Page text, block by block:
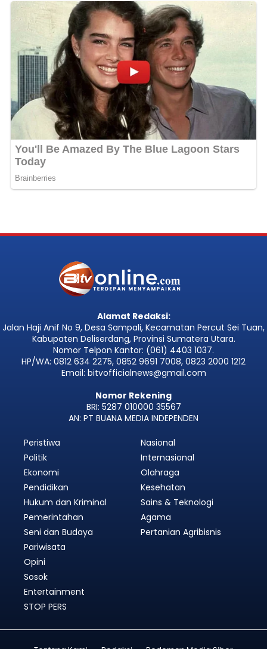
Alamat Redaksi:
Jalan Haji Anif No 9, Desa Sampali, Kecamatan Percut Sei Tuan,
Kabupaten Deliserdang, Provinsi Sumatera Utara.
Nomor Telpon Kantor: (061) 4403 1037.
HP/WA: 0812 634 2275, 0852 9691 7008, 0823 2000 1212
Email: bitvofficialnews@gmail.com
Nomor Rekening
BRI: 5287 010000 35567
AN: PT BUANA MEDIA INDEPENDEN
Peristiwa
Politik
Ekonomi
Pendidikan
Hukum dan Kriminal
Pemerintahan
Nasional
Internasional
Olahraga
Kesehatan
Sains & Teknologi
Agama
Seni dan Budaya
Pariwisata
Opini
Sosok
Entertainment
STOP PERS
Pertanian Agribisnis